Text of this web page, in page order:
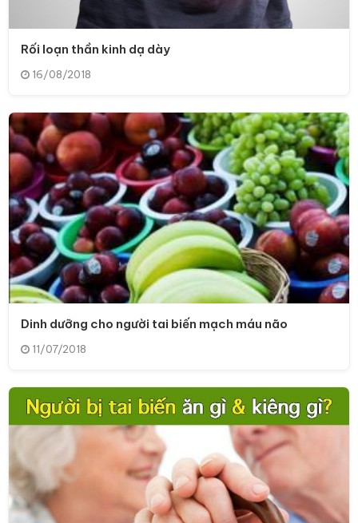
Rối loạn thần kinh dạ dày
16/08/2018
Dinh dưỡng cho người tai biến mạch máu não
11/07/2018